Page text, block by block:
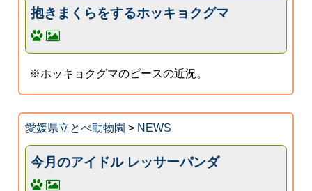
抱きまくらをするホッキョクグマ
※ホッキョクグマのピースの近況。
愛媛県立とべ動物園 > NEWS
今月のアイドル レッサーパンダ